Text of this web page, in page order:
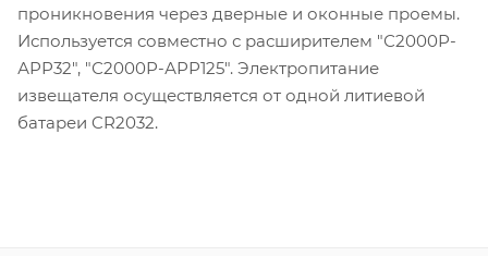
проникновения через дверные и оконные проемы.
Используется совместно с расширителем "С2000Р-
АРР32", "С2000Р-АРР125". Электропитание
извещателя осуществляется от одной литиевой
батареи CR2032.